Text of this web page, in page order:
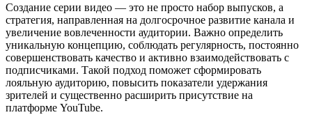
Создание серии видео — это не просто набор выпусков, а
стратегия, направленная на долгосрочное развитие канала и
увеличение вовлеченности аудитории. Важно определить
уникальную концепцию, соблюдать регулярность, постоянно
совершенствовать качество и активно взаимодействовать с
подписчиками. Такой подход поможет сформировать
лояльную аудиторию, повысить показатели удержания
зрителей и существенно расширить присутствие на
платформе YouTube.